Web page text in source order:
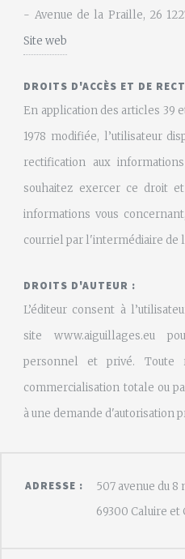
- Avenue de la Praille, 26
Site web
DROITS D'ACCÈS ET DE
En application des articles 39
1978 modifiée, l’utilisateur
rectification aux
souhaitez exercer ce droit
informations vous
courriel par l'intermédiaire de
DROITS D'AUTEUR :
L’éditeur consent à
site www.aiguillages.eu
personnel et privé. Toute
commercialisation totale ou
à une demande d'autorisation
ADRESSE :
507 avenue du 8
69300 Caluire et